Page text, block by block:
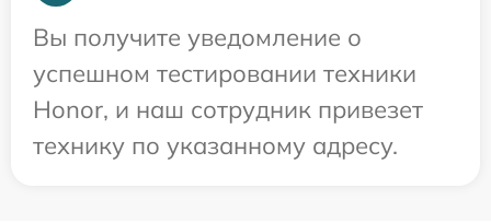
Вы получите уведомление о
успешном тестировании техники
Honor, и наш сотрудник привезет
технику по указанному адресу.